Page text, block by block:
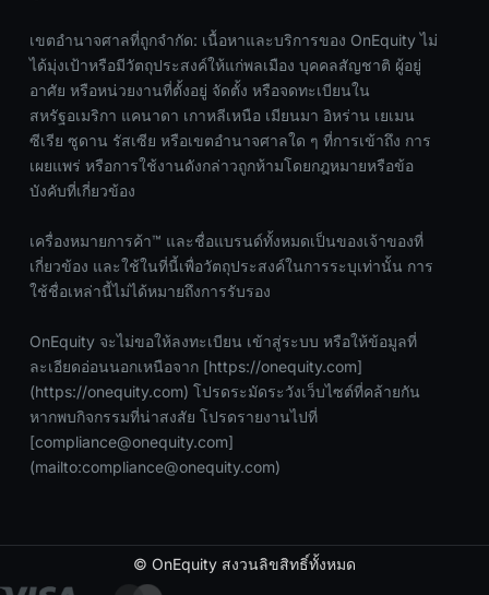
เขตอำนาจศาลที่ถูกจำกัด: เนื้อหาและบริการของ OnEquity ไม่
ได้มุ่งเป้าหรือมีวัตถุประสงค์ให้แก่พลเมือง บุคคลสัญชาติ ผู้อยู่
อาศัย หรือหน่วยงานที่ตั้งอยู่ จัดตั้ง หรือจดทะเบียนใน
สหรัฐอเมริกา แคนาดา เกาหลีเหนือ เมียนมา อิหร่าน เยเมน
ซีเรีย ซูดาน รัสเซีย หรือเขตอำนาจศาลใด ๆ ที่การเข้าถึง การ
เผยแพร่ หรือการใช้งานดังกล่าวถูกห้ามโดยกฎหมายหรือข้อ
บังคับที่เกี่ยวข้อง
เครื่องหมายการค้า™ และชื่อแบรนด์ทั้งหมดเป็นของเจ้าของที่
เกี่ยวข้อง และใช้ในที่นี้เพื่อวัตถุประสงค์ในการระบุเท่านั้น การ
ใช้ชื่อเหล่านี้ไม่ได้หมายถึงการรับรอง
OnEquity จะไม่ขอให้ลงทะเบียน เข้าสู่ระบบ หรือให้ข้อมูลที่
ละเอียดอ่อนนอกเหนือจาก [https://onequity.com]
(https://onequity.com) โปรดระมัดระวังเว็บไซต์ที่คล้ายกัน
หากพบกิจกรรมที่น่าสงสัย โปรดรายงานไปที่
[compliance@onequity.com]
(mailto:compliance@onequity.com)
© OnEquity สงวนลิขสิทธิ์ทั้งหมด